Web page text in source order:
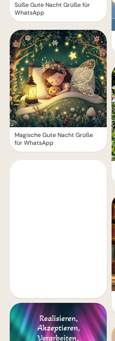
Süße Gute Nacht Grüße für
WhatsApp
Magische Gute Nacht Grüße
für WhatsApp